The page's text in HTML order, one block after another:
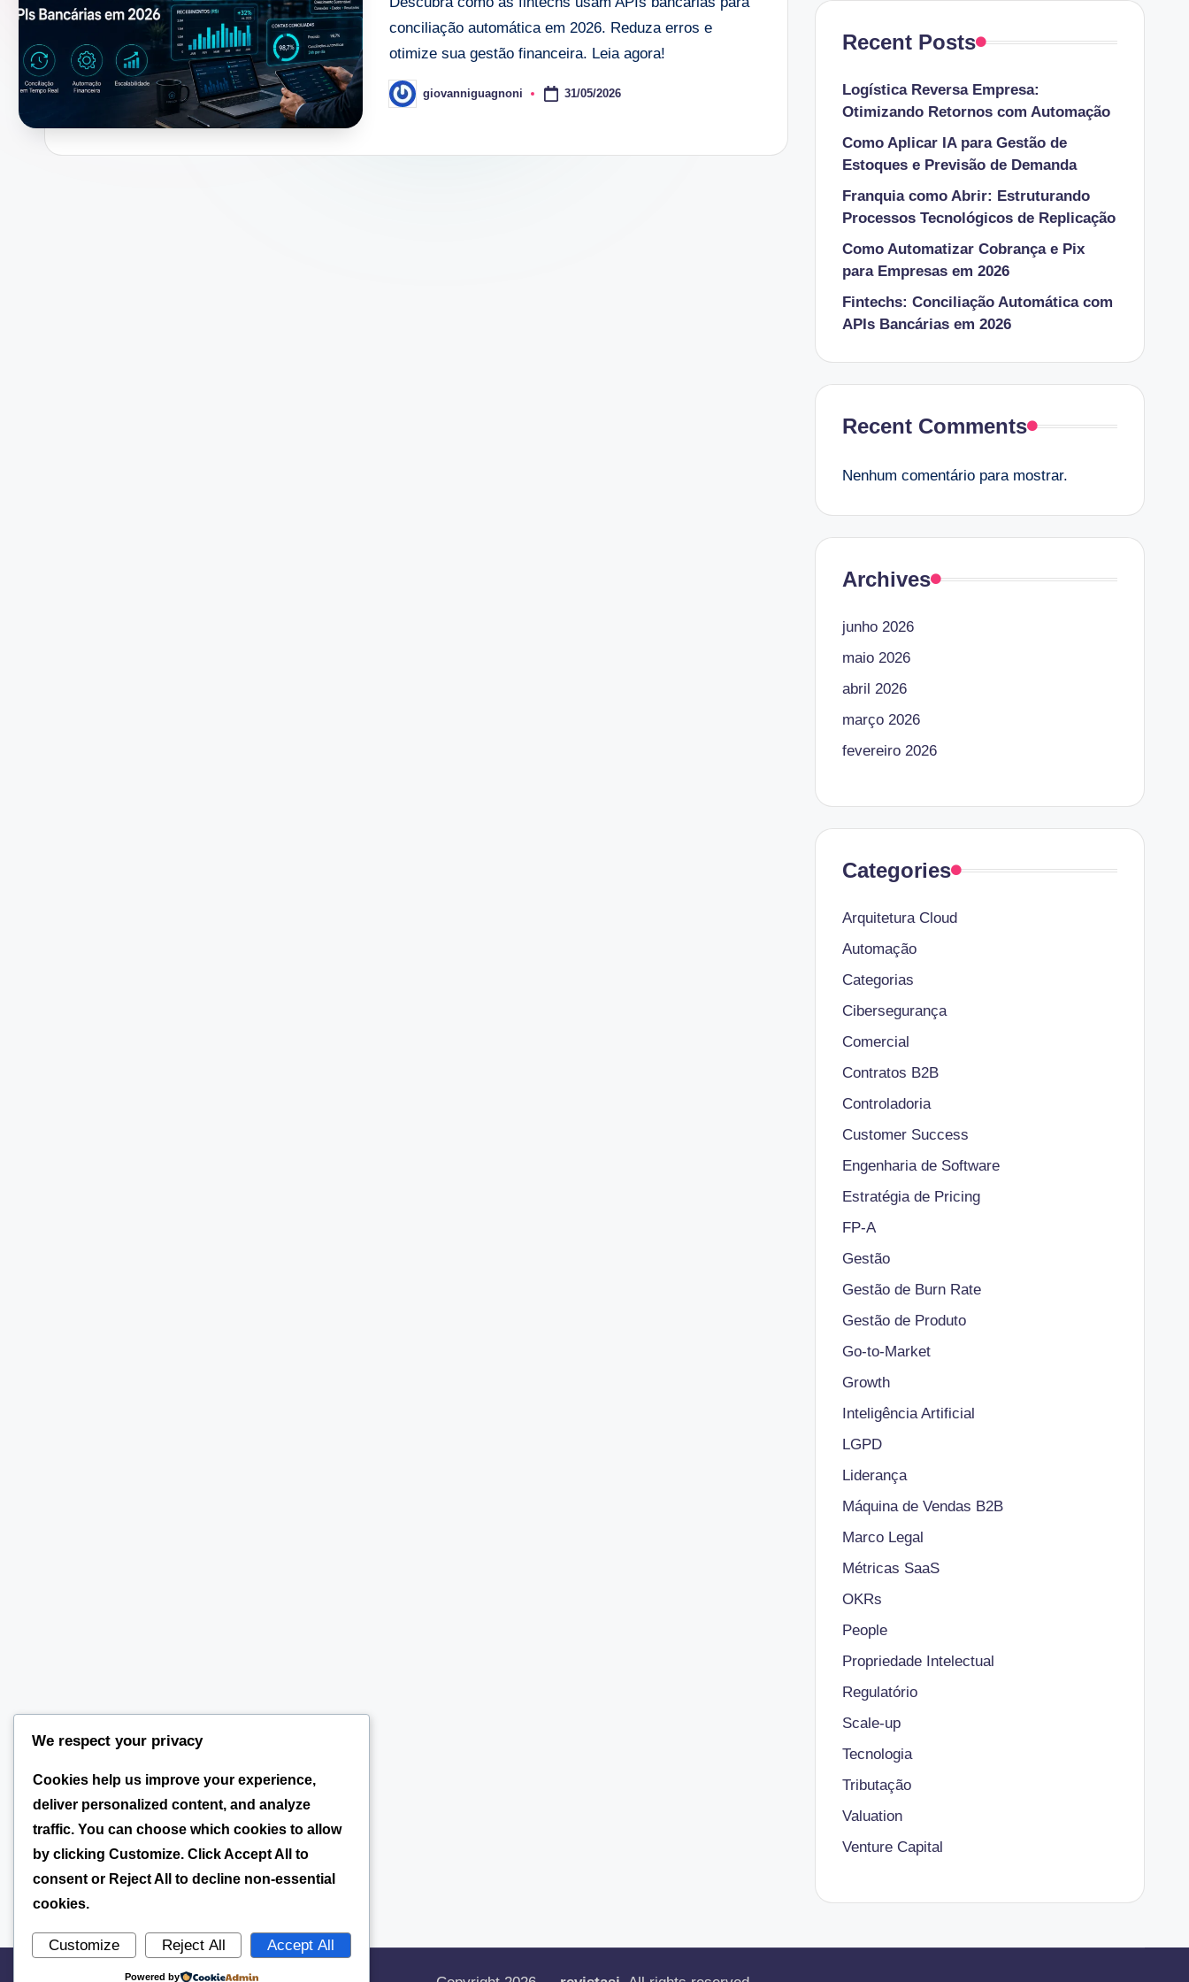
conciliação automática em 2026. Reduza erros e
otimize sua gestão financeira. Leia agora!
Posted
by
giovanniguagnoni 31/05/2026
Recent Posts
Logística Reversa Empresa:
Otimizando Retornos com Automação
Como Aplicar IA para Gestão de
Estoques e Previsão de Demanda
Franquia como Abrir: Estruturando
Processos Tecnológicos de Replicação
Como Automatizar Cobrança e Pix
para Empresas em 2026
Fintechs: Conciliação Automática com
APIs Bancárias em 2026
Recent Comments
Nenhum comentário para mostrar.
Archives
junho 2026
maio 2026
abril 2026
março 2026
fevereiro 2026
Categories
Arquitetura Cloud
Automação
Categorias
Cibersegurança
Comercial
Contratos B2B
Controladoria
Customer Success
Engenharia de Software
Estratégia de Pricing
FP-A
Gestão
Gestão de Burn Rate
Gestão de Produto
Go-to-Market
Growth
Inteligência Artificial
LGPD
Liderança
Máquina de Vendas B2B
Marco Legal
Métricas SaaS
OKRs
People
Propriedade Intelectual
Regulatório
Scale-up
Tecnologia
Tributação
Valuation
Venture Capital
We respect your privacy
Cookies help us improve your experience,
deliver personalized content, and analyze
traffic. You can choose which cookies to allow
by clicking Customize. ClickAccept All
to
consent or Reject All
to decline non-essential
cookies.
Customize Reject All Accept All
Powered by